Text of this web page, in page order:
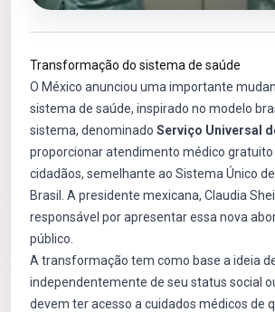
Transformação do sistema de saúde
O México anunciou uma importante
sistema de saúde, inspirado no modelo
sistema, denominado Serviço Universal
proporcionar atendimento médico gratuito
cidadãos, semelhante ao Sistema Único
Brasil. A presidente mexicana, Claudia
responsável por apresentar essa nova
público.
A transformação tem como base a ideia
independentemente de seu status social
devem ter acesso a cuidados médicos de